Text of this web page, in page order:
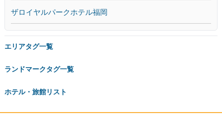
ザロイヤルパークホテル福岡
エリアタグ一覧
ランドマークタグ一覧
ホテル・旅館リスト